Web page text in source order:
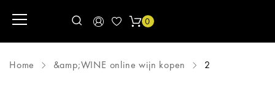
0
Home &amp;WINE online wijn kopen 2